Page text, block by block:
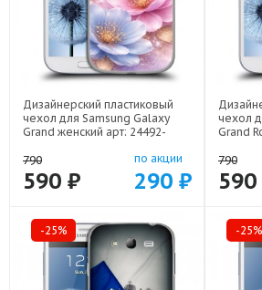
Дизайнерский пластиковый
чехол для Samsung Galaxy
Grand женский арт: 24492-
790
590 ₽
по акции
290 ₽
чехол
Grand
790
-25% -25%